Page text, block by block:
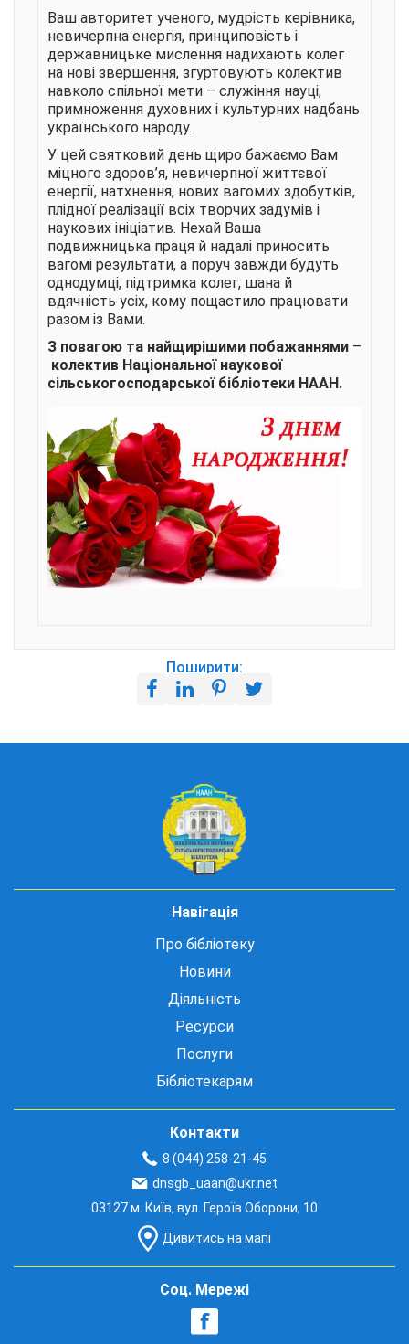
Ваш авторитет ученого, мудрість керівника,
невичерпна енергія, принциповість і
державницьке мислення надихають колег
на нові звершення, згуртовують колектив
навколо спільної мети – служіння науці,
примноження духовних і культурних надбань
українського народу.
У цей святковий день щиро бажаємо Вам
міцного здоров’я, невичерпної життєвої
енергії, натхнення, нових вагомих здобутків,
плідної реалізації всіх творчих задумів і
наукових ініціатив. Нехай Ваша
подвижницька праця й надалі приносить
вагомі результати, а поруч завжди будуть
однодумці, підтримка колег, шана й
вдячність усіх, кому пощастило працювати
разом із Вами.
З повагою та найщирішими побажаннями –
колектив Національної наукової
сільськогосподарської бібліотеки НААН.
Поширити:
Навігація
Про бібліотеку
Новини
Діяльність
Ресурси
Послуги
Бібліотекарям
Контакти
8 (044) 258-21-45
dnsgb_uaan@ukr.net
03127 м. Київ, вул. Героїв Оборони, 10
Дивитись на мапі
Соц. Мережі